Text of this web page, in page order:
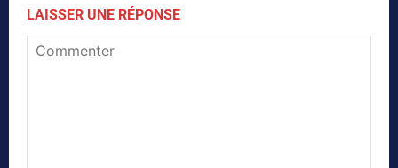
LAISSER UNE RÉPONSE